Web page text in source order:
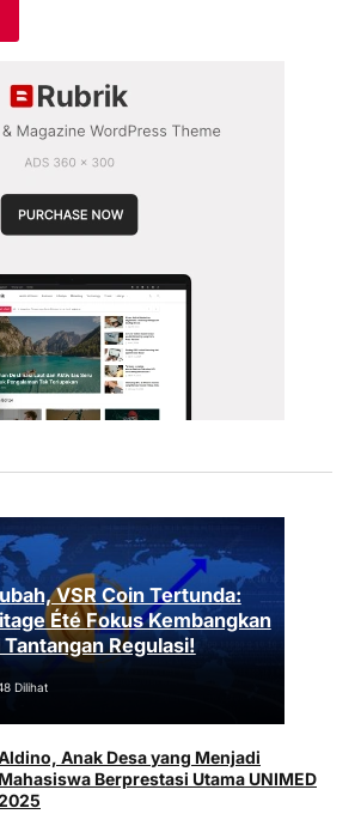
VSR Coin Tertunda:
Été Fokus Kembangkan
Tantangan Regulasi!
Dilihat
Anak Desa yang Menjadi
Mahasiswa Berprestasi Utama UNIMED